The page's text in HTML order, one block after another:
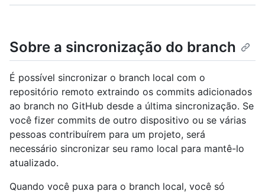
Sobre a sincronização do branch
É possível sincronizar o branch local com o
repositório remoto extraindo os commits adicionados
ao branch no GitHub desde a última sincronização. Se
você fizer commits de outro dispositivo ou se várias
pessoas contribuírem para um projeto, será
necessário sincronizar seu ramo local para mantê-lo
atualizado.
Quando você puxa para o branch local, você só